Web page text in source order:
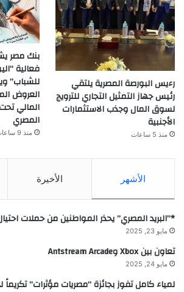
رءيس البورصة المصرية يلتقي
رئيس جهاز التمثيل التجاري للترويج
لسوق المال وجذب الاستثمارات
الأجنبية
منذ 5 ساعات
بنك مصر
فعالية
للشباب”
العروض
المالي
المصري
منذ 9 ساعات
الأشهر الأخيرة
*”البريد المصري” يحذر المواطنين من حملات
مايو 23, 2025
تعاون بين Xbox وAntstream Arcade
مايو 24, 2025
لمياء كامل تفوز بجائزة “مصريات مؤثرات” تكريماً